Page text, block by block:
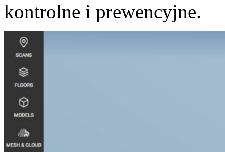
kontrolne i prewencyjne.